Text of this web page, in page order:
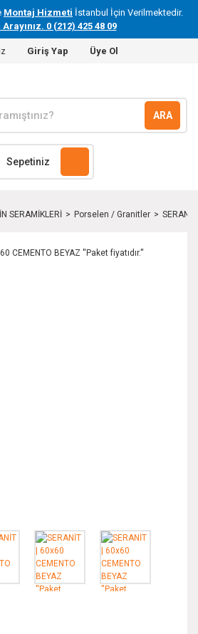
Montaj Hizmeti İstanbul İçin Verilmektedir.
0 (212) 425 48 09
Giriş Yap Üye Ol
ARA
Sepetiniz
SERAMİKLERİ Porselen / Granitler